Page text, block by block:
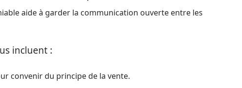
aide à garder la communication ouverte entre les
incluent :
convenir du principe de la vente.